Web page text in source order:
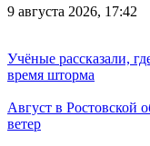
9 августа 2026, 17:42
Учёные рассказали,
время шторма
Август в Ростовской
ветер